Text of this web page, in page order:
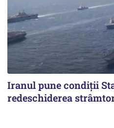
Iranul pune condiții
redeschiderea